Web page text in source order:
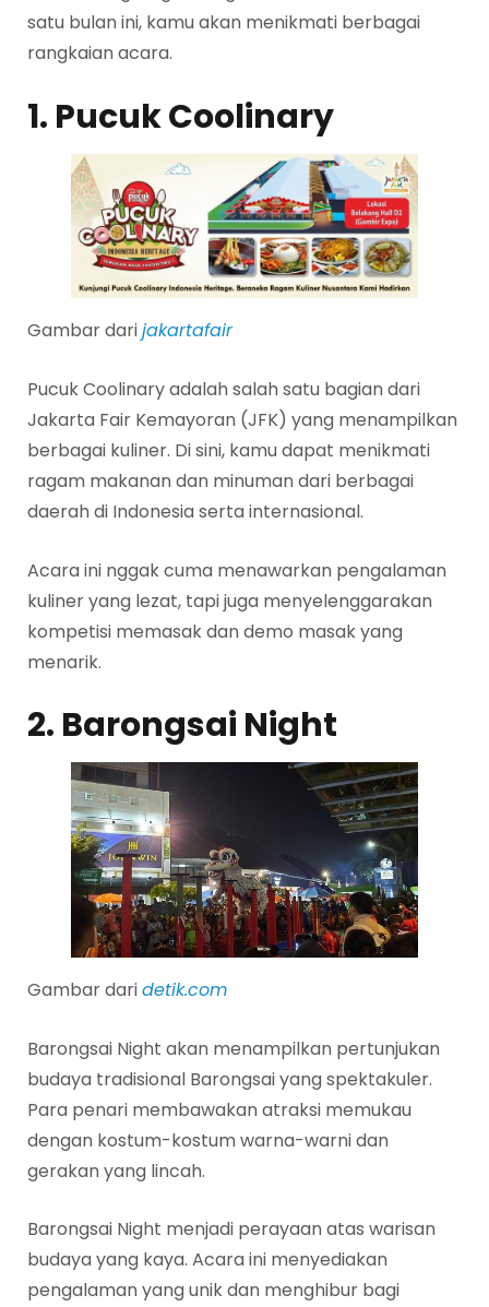
satu bulan ini, kamu akan menikmati berbagai
rangkaian acara.
1. Pucuk Coolinary
Gambar darijakartafair
Pucuk Coolinary adalah salah satu bagian dari
Jakarta Fair Kemayoran (JFK) yang menampilkan
berbagai kuliner. Di sini, kamu dapat menikmati
ragam makanan dan minuman dari berbagai
daerah di Indonesia serta internasional.
Acara ini nggak cuma menawarkan pengalaman
kuliner yang lezat, tapi juga menyelenggarakan
kompetisi memasak dan demo masak yang
menarik.
2. Barongsai Night
Gambar daridetik.com
Barongsai Night akan menampilkan pertunjukan
budaya tradisional Barongsai yang spektakuler.
Para penari membawakan atraksi memukau
dengan kostum-kostum warna-warni dan
gerakan yang lincah.
Barongsai Night menjadi perayaan atas warisan
budaya yang kaya. Acara ini menyediakan
pengalaman yang unik dan menghibur bagi